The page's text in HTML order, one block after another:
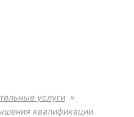
услуги
квалификации